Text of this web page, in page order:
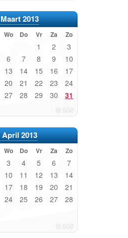
Maart 2013
Wo Do Vr Za Zo
1 2 3
6 7 8 9 10
13 14 15 16 17
20 21 22 23 24
27 28 29 30 31
April 2013
Wo Do Vr Za Zo
3 4 5 6 7
10 11 12 13 14
17 18 19 20 21
24 25 26 27 28